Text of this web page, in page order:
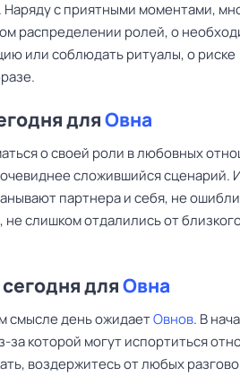
с приятными моментами,
распределении ролей, о
или соблюдать ритуалы, о риске
дляОвна
о своей роли в любовных
сложившийся сценарий.
партнера и себя, не
слишком отдалились от
дляОвна
смысле день ожидаетОвнов. В
которой могут испортиться
воздержитесь от любых